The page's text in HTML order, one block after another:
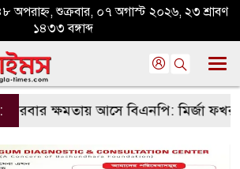
অপরাহ্ন, শুক্রবার, ০৭ অগাস্ট ২০২৬, ২৩ শ্রাবণ
১৪৩৩ বঙ্গাব্দ
বিএনপি: মির্জা ফখরুল দেশের